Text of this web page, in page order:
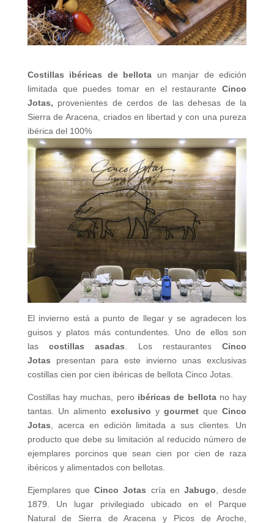
Costillas ibéricas de bellota un manjar de edición
limitada que puedes tomar en el restauranteCinco
Jotas, provenientes de cerdos de las dehesas de la
Sierra de Aracena, criados en libertad y con una pureza
ibérica del 100%
El invierno está a punto de llegar y se agradecen los
guisos y platos más contundentes. Uno de ellos son
lascostillas asadas . Los restaurantesCinco
Jotas presentan para este invierno unas exclusivas
costillas cien por cien ibéricas de bellota Cinco Jotas.
Costillas hay muchas, pero ibéricas de bellotano hay
tantas. Un alimento exclusivo ygourmet queCinco
Jotas , acerca en edición limitada a sus clientes. Un
producto que debe su limitación al reducido número de
ejemplares porcinos que sean cien por cien de raza
ibéricos y alimentados con bellotas.
Ejemplares queCinco Jotas cría enJabugo , desde
1879. Un lugar privilegiado ubicado en el Parque
Natural de Sierra de Aracena y Picos de Aroche,